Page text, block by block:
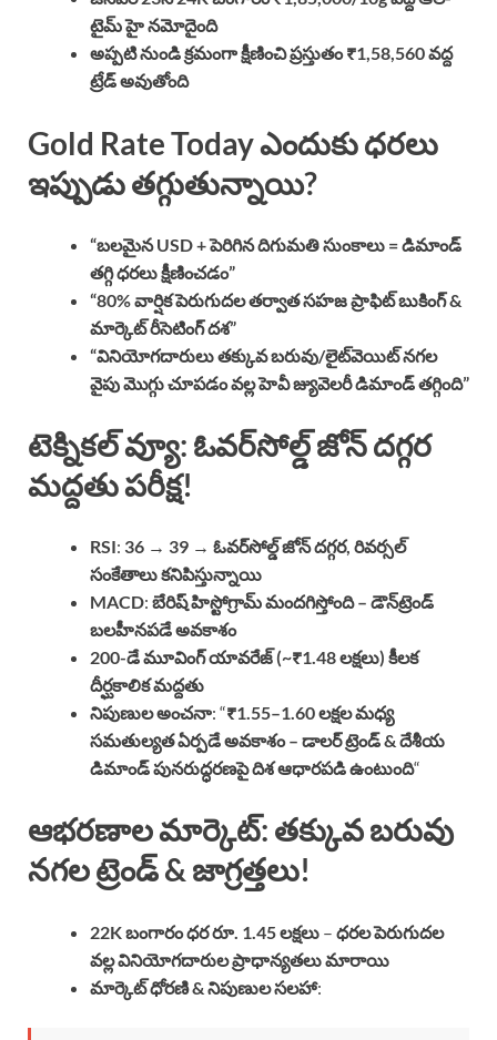
టైమ్ హై నమోదైంది
అప్పటి నుండి క్రమంగా క్షీణించి ప్రస్తుతం ₹1,58,560 వద్ద
ట్రేడ్ అవుతోంది
Gold Rate Todayఎందుకు ధరలు
ఇప్పుడు తగ్గుతున్నాయి?
“బలమైన USD + పెరిగిన దిగుమతి సుంకాలు = డిమాండ్
తగ్గి ధరలు క్షీణించడం”
“80% వార్షిక పెరుగుదల తర్వాత సహజ ప్రాఫిట్ బుకింగ్ &
మార్కెట్ రీసెటింగ్ దశ”
“వినియోగదారులు తక్కువ బరువు/లైట్‌వెయిట్ నగల
వైపు మొగ్గు చూపడం వల్ల హెవీ జ్యువెలరీ డిమాండ్ తగ్గింది”
టెక్నికల్ వ్యూ: ఓవర్‌సోల్డ్ జోన్ దగ్గర
మద్దతు పరీక్ష!
RSI: 36 → 39 → ఓవర్‌సోల్డ్ జోన్ దగ్గర, రివర్సల్
సంకేతాలు కనిపిస్తున్నాయి
MACD: బేరిష్ హిస్టోగ్రామ్ మందగిస్తోంది – డౌన్‌ట్రెండ్
బలహీనపడే అవకాశం
200-డే మూవింగ్ యావరేజ్ (~₹1.48 లక్షలు) కీలక
దీర్ఘకాలిక మద్దతు
నిపుణుల అంచనా: “₹1.55–1.60 లక్షల మధ్య
సమతుల్యత ఏర్పడే అవకాశం – డాలర్ ట్రెండ్ & దేశీయ
డిమాండ్ పునరుద్ధరణపై దిశ ఆధారపడి ఉంటుంది“
ఆభరణాల మార్కెట్: తక్కువ బరువు
నగల ట్రెండ్ & జాగ్రత్తలు!
22K బంగారం ధర రూ. 1.45 లక్షలు – ధరల పెరుగుదల
వల్ల వినియోగదారుల ప్రాధాన్యతలు మారాయి
మార్కెట్ ధోరణి & నిపుణుల సలహా: